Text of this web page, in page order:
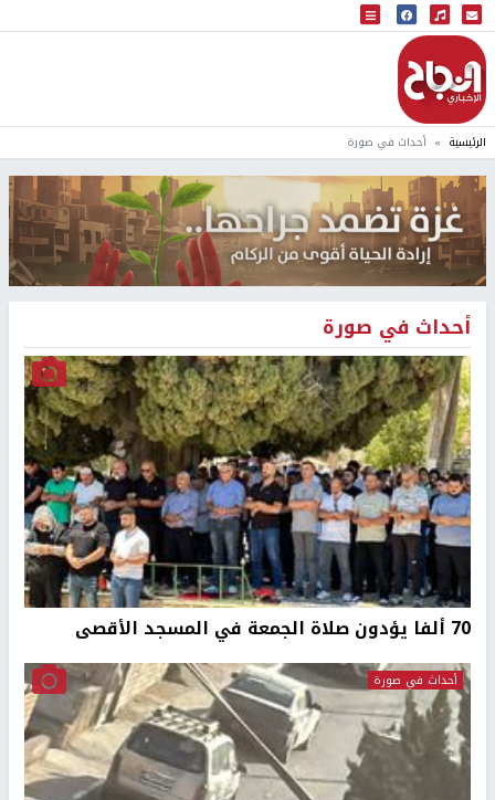
البث المباشر
إذاعة النجاح
الرئيسية أحداث في صورة
أحداث في صورة
70 ألفا يؤدون صلاة الجمعة في المسجد الأقصى
أحداث في صورة